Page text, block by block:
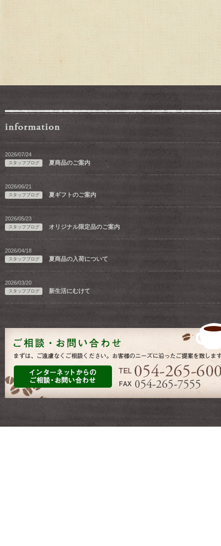
2026/07/24
スタッフブログ 夏商品のご案内
2026/06/21
スタッフブログ 夏ギフトのご案内
2026/05/23
スタッフブログ オリジナル限定品のご案内
2026/04/18
スタッフブログ 夏商品の入荷について
2026/03/20
スタッフブログ 新生活にむけて